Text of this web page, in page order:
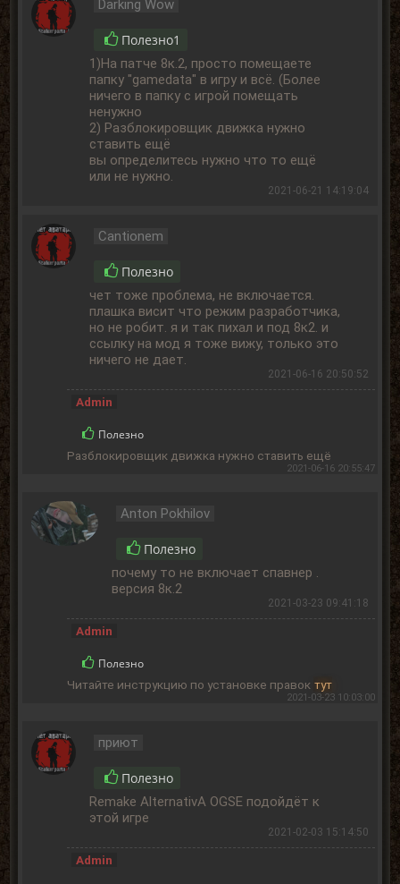
Darking Wow
Полезно1
1)На патче 8к.2, просто помещаете
папку "gamedata" в игру и всё. (Более
ничего в папку с игрой помещать
ненужно
2) Разблокировщик движка нужно
ставить ещё
вы определитесь нужно что то ещё
или не нужно.
2021-06-21 14:19:04
Cantionem
Полезно
чет тоже проблема, не включается.
плашка висит что режим разработчика,
но не робит. я и так пихал и под 8к2. и
ссылку на мод я тоже вижу, только это
ничего не дает.
2021-06-16 20:50:52
Admin
Полезно
Разблокировщик движка нужно ставить ещё
2021-06-16 20:55:47
Anton Pokhilov
Полезно
почему то не включает спавнер .
версия 8к.2
2021-03-23 09:41:18
Admin
Полезно
Читайте инструкцию по установке правок тут
2021-03-23 10:03:00
приют
Полезно
Remake AlternativA OGSE подойдёт к
этой игре
2021-02-03 15:14:50
Admin